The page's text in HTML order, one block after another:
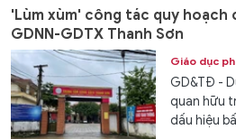
'Lùm xùm' công tác quy hoạch
GDNN-GDTX Thanh Sơn
Giáo dục
GD&TĐ -
quan hữu
dấu hiệu